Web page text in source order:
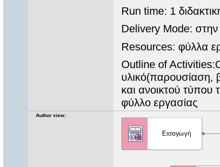
Run time: 1
Delivery Mode: στην
Resources: φύλλα
Outline of
υλικό(παρουσίαση,
και ανοικτού
φύλλο εργασίας
Author view: